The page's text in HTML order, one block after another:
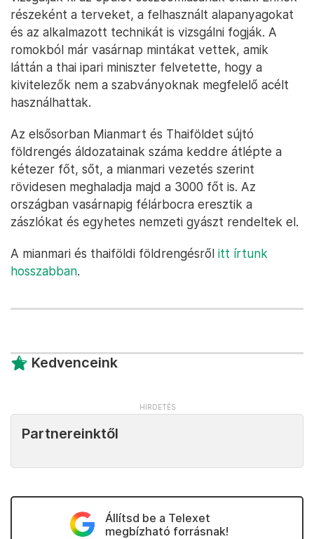
részeként a terveket, a felhasznált alapanyagokat
és az alkalmazott technikát is vizsgálni fogják. A
romokból már vasárnap mintákat vettek, amik
láttán a thai ipari miniszter felvetette, hogy a
kivitelezők nem a szabványoknak megfelelő acélt
használhattak.
Az elsősorban Mianmart és Thaiföldet sújtó
földrengés áldozatainak száma keddre átlépte a
kétezer főt, sőt, a mianmari vezetés szerint
rövidesen meghaladja majd a 3000 főt is. Az
országban vasárnapig félárbocra eresztik a
zászlókat és egyhetes nemzeti gyászt rendeltek el.
A mianmari és thaiföldi földrengésről itt írtunk
hosszabban.
Kedvenceink
Partnereinktől
Állítsd be a Telexet
megbízható forrásnak!